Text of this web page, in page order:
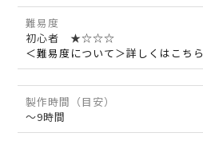
難易度
初心者 ★☆☆☆
＜難易度について＞詳しくはこちら
製作時間（目安）
～9時間